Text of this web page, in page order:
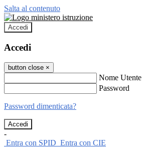
Salta al contenuto
Accedi
Accedi
button close ×
Nome Utente
Password
Password dimenticata?
-
Entra con SPID Entra con CIE